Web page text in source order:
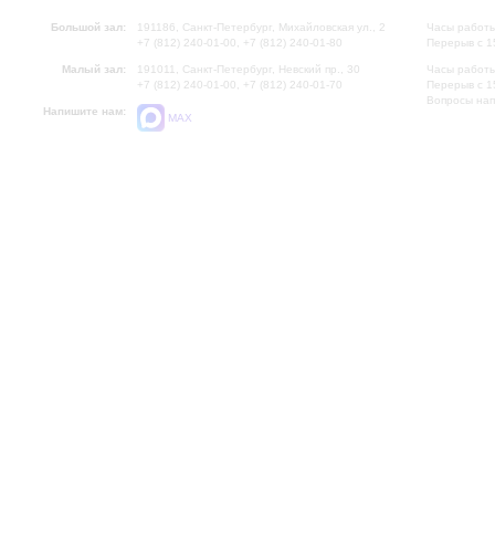
Большой зал:
191186, Санкт-Петербург, Михайловская ул., 2
+7 (812) 240-01-00, +7 (812) 240-01-80
Малый зал:
191011, Санкт-Петербург, Невский пр., 30
+7 (812) 240-01-00, +7 (812) 240-01-70
Напишите нам:
MAX
Часы
Перерыв с
Часы
Перерыв с
Вопросы